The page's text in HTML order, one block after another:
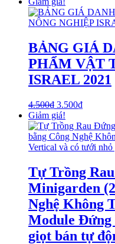
BẢNG GIÁ
PHẨM VẬT
ISRAEL 2021
4.500₫ 3.500₫
Giảm giá!
Tự Trồng
Minigarden
Nghệ Không
Module Đứng
giọt bán tự